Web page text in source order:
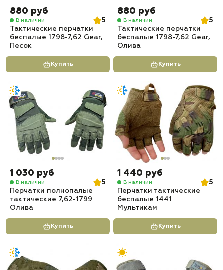
880 руб
В наличии
5
Тактические перчатки
беспалые 1798-7,62 Gear,
Песок
Купить
880 руб
В наличии
5
Тактические перчатки
беспалые 1798-7,62 Gear,
Олива
Купить
1 030 руб
В наличии
5
Перчатки полнопалые
тактические 7,62-1799
Олива
Купить
1 440 руб
В наличии
5
Перчатки тактические
беспалые 1441
Мультикам
Купить